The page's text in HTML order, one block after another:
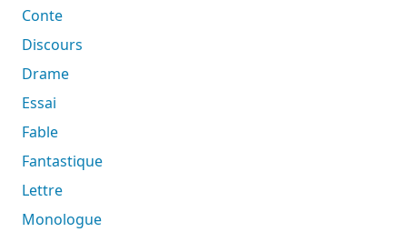
Conte
Discours
Drame
Essai
Fable
Fantastique
Lettre
Monologue